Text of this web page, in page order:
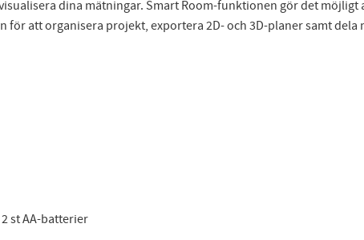
dina mätningar. Smart Room-funktionen gör det
att organisera projekt, exportera 2D- och 3D-planer samt
st AA-batterier